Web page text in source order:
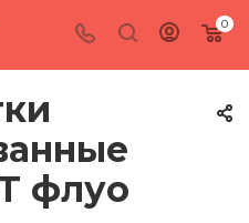
0
флуо